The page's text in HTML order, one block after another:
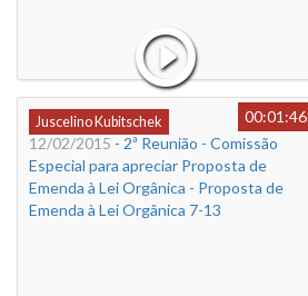
Juscelino Kubitschek
00:01:46
12/02/2015 - 2ª Reunião - Comissão
Especial para apreciar Proposta de
Emenda à Lei Orgânica - Proposta de
Emenda à Lei Orgânica 7-13